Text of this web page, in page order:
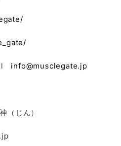
info@musclegate.jp
（じん）